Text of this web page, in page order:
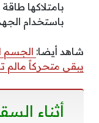
بامتلاكها
باستخدام
شاهد أيضا: الجسم
يبقى متحركاً مالم
أثناء